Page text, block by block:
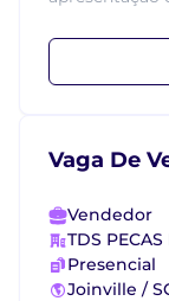
Vaga De
Vendedor
TDS PECAS
Presencial
Joinville /